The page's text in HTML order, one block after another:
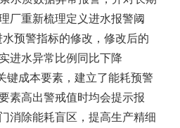
厂重新梳理定义进水报警阈
预警指标的修改，修改后的
进水异常比例同比下降
键成本要素，建立了能耗预警
素高出警戒值时均会提示报
消除能耗盲区，提高生产精细